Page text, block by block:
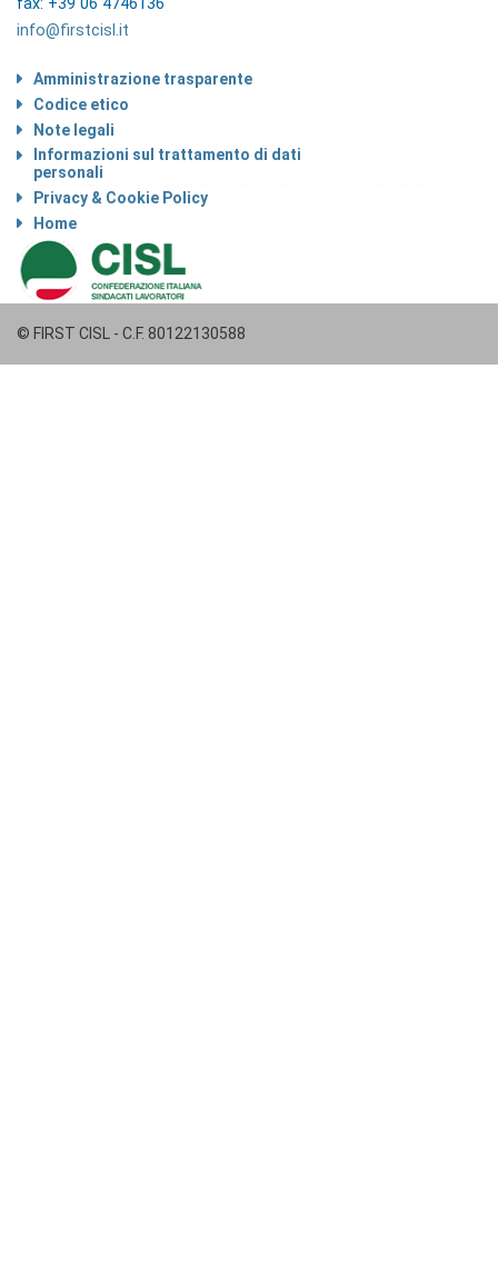
info@firstcisl.it
Amministrazione trasparente
Codice etico
Note legali
Informazioni sul trattamento di dati
personali
Privacy & Cookie Policy
Home
© FIRST CISL - C.F. 80122130588